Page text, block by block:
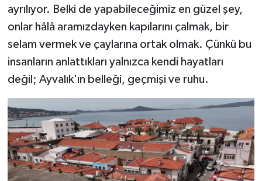
ayrılıyor. Belki de yapabileceğimiz en güzel şey,
onlar hâlâ aramızdayken kapılarını çalmak, bir
selam vermek ve çaylarına ortak olmak. Çünkü bu
insanların anlattıkları yalnızca kendi hayatları
değil; Ayvalık'ın belleği, geçmişi ve ruhu.